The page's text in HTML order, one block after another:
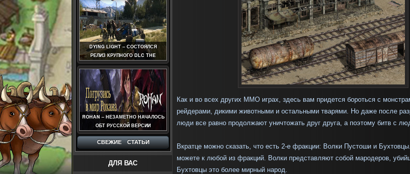
DYING LIGHT – СОСТОЯЛСЯ
РЕЛИЗ КРУПНОГО DLC THE
FOLLOWING
ROHAN – НЕЗАМЕТНО НАЧАЛОСЬ
ОБТ РУССКОЙ ВЕРСИИ
СВЕЖИЕ СТАТЬИ
ДЛЯ ВАС
Как и во всех других MMO играх, здесь вам придется бороться с
рейдерами, дикими животными и остальными тварями. Но даже после
люди все равно продолжают уничтожать друг друга, а поэтому битв с
Вкратце можно сказать, что есть 2-е фракции: Волки Пустоши и
можете к любой из фракций . Волки представляют собой мародеров,
Бухтовцы это более мирный народ.